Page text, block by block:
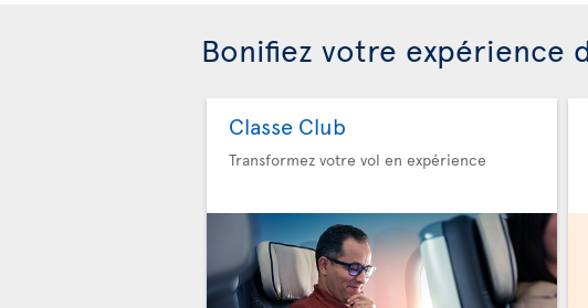
Bonifiez votre expérience
Classe Club
Transformez votre vol en expérience